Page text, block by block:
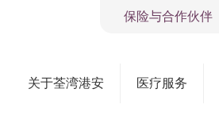
关于荃湾港安 医疗服务
保险与合作伙伴